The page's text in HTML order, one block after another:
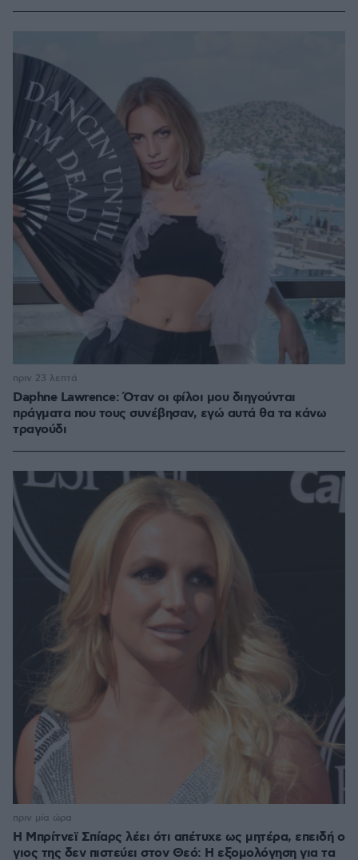
Daphne Lawrence: Όταν οι φίλοι μου διηγούνται
πράγματα που τους συνέβησαν, εγώ αυτά θα τα κάνω
τραγούδι
πριν 23 λεπτά
Η Μπρίτνεϊ Σπίαρς λέει ότι απέτυχε ως μητέρα, επειδή ο
γιος της δεν πιστεύει στον Θεό: Η εξομολόγηση για τα
πριν μία ώρα